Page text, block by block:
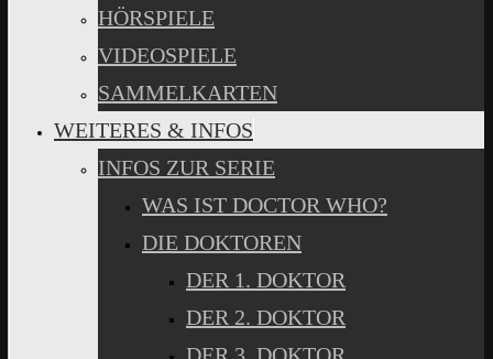
HÖRSPIELE
VIDEOSPIELE
SAMMELKARTEN
WEITERES & INFOS
INFOS ZUR SERIE
WAS IST DOCTOR WHO?
DIE DOKTOREN
DER 1. DOKTOR
DER 2. DOKTOR